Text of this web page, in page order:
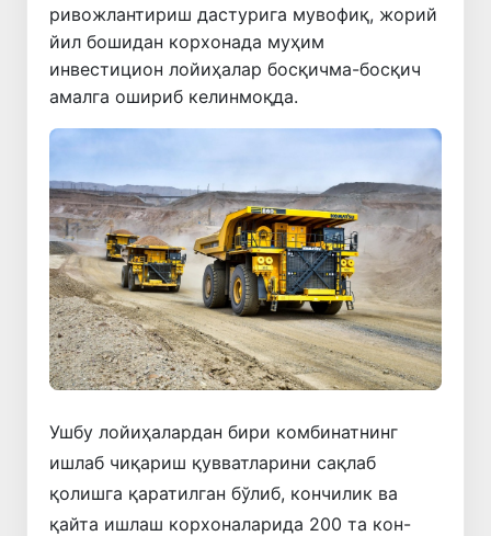
ривожлантириш дастурига мувофиқ, жорий
йил бошидан корхонада муҳим
инвестицион лойиҳалар босқичма-босқич
амалга ошириб келинмоқда.
Ушбу лойиҳалардан бири комбинатнинг
ишлаб чиқариш қувватларини сақлаб
қолишга қаратилган бўлиб, кончилик ва
қайта ишлаш корхоналарида 200 та кон-